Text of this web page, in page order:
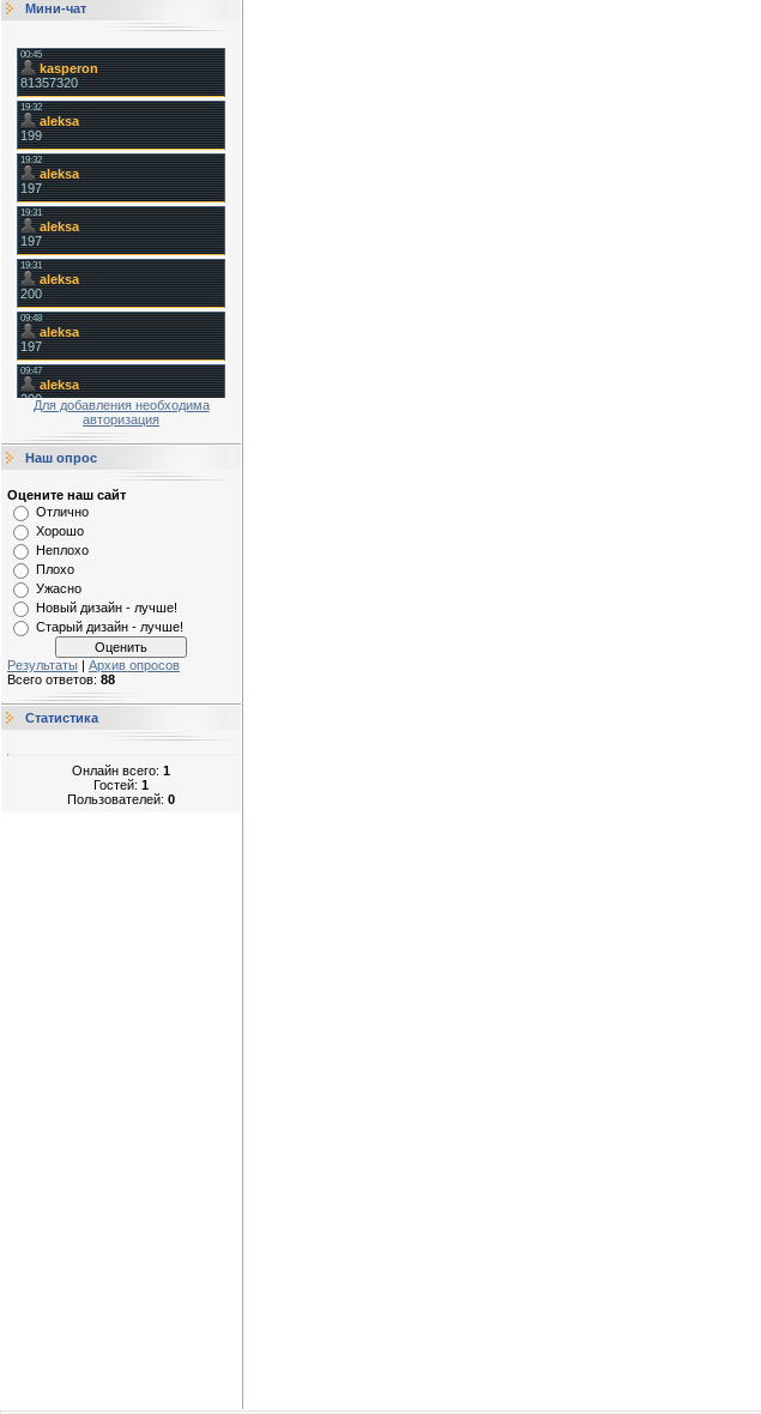
Мини-чат
Для добавления необходима
авторизация
Наш опрос
Оцените наш сайт
Отлично
Хорошо
Неплохо
Плохо
Ужасно
Новый дизайн - лучше!
Старый дизайн - лучше!
Результаты | Архив опросов
Всего ответов: 88
Статистика
Онлайн всего: 1
Гостей: 1
Пользователей: 0